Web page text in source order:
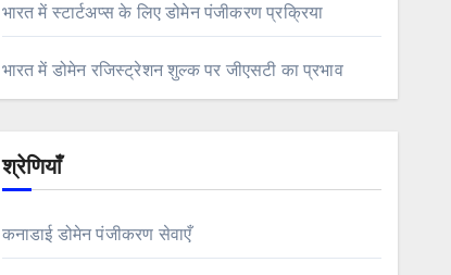
भारत में स्टार्टअप्स के लिए डोमेन पंजीकरण प्रक्रिया
भारत में डोमेन रजिस्ट्रेशन शुल्क पर जीएसटी का प्रभाव
श्रेणियाँ
कनाडाई डोमेन पंजीकरण सेवाएँ